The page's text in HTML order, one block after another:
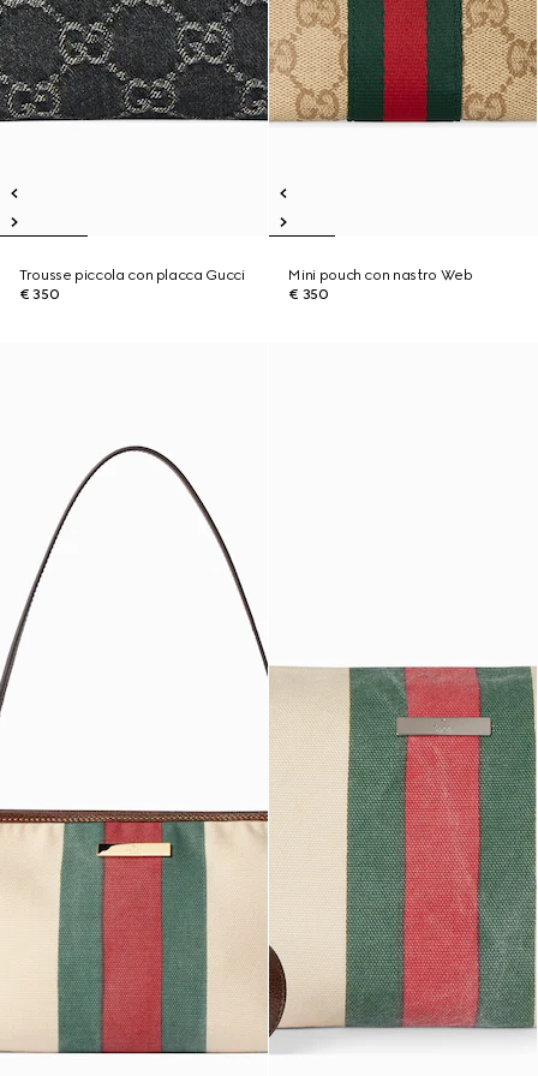
Trousse piccola con placca Gucci
€ 350
Mini pouch con nastro Web
€ 350